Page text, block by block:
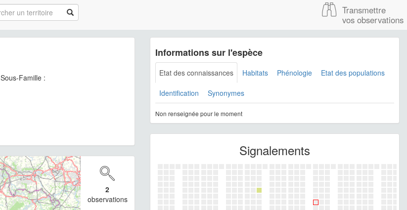
Transmettre
vos observations
Sous-Famille :
2
observations
Informations sur l'espèce
Etat des connaissances Habitats Phénologie Etat des populations
Identification Synonymes
Non renseignée pour le moment
Signalements